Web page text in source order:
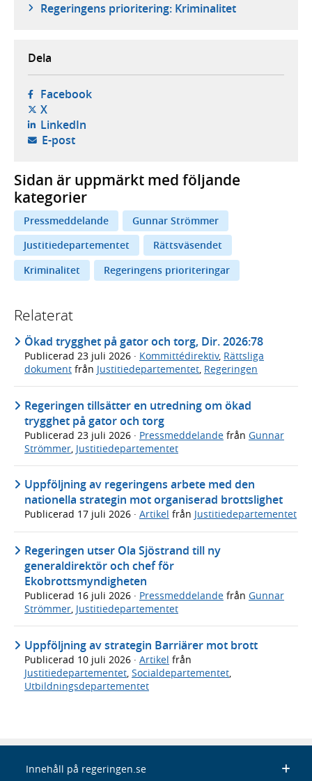
Regeringens prioritering: Kriminalitet
Dela
Facebook- öppnas i ny flik, extern webbplats,
X- öppnas i ny flik, extern webbplats,
LinkedIn- öppnas i ny flik, extern webbplats,
E-post- öppnar din e-postklient,
Sidan är uppmärkt med följande
kategorier
Pressmeddelande
Gunnar Strömmer
Justitiedepartementet
Rättsväsendet
Kriminalitet
Regeringens prioriteringar
Relaterat
Ökad trygghet på gator och torg, Dir. 2026:78
Publicerad 23 juli 2026 · Kommittédirektiv, Rättsliga
dokument från Justitiedepartementet, Regeringen
Regeringen tillsätter en utredning om ökad
trygghet på gator och torg
Publicerad 23 juli 2026 · Pressmeddelande från Gunnar
Strömmer Justitiedepartementet
Uppföljning av regeringens arbete med den
nationella strategin mot organiserad brottslighet
Publicerad 17 juli 2026 · Artikel från Justitiedepartementet
Regeringen utser Ola Sjöstrand till ny
generaldirektör och chef för
Ekobrottsmyndigheten
Publicerad 16 juli 2026 · Pressmeddelande från Gunnar
Strömmer, Justitiedepartementet
Uppföljning av strategin Barriärer mot brott
Publicerad 10 juli 2026 · Artikel från
Justitiedepartementet Socialdepartementet
Utbildningsdepartementet
Innehåll på regeringen.se